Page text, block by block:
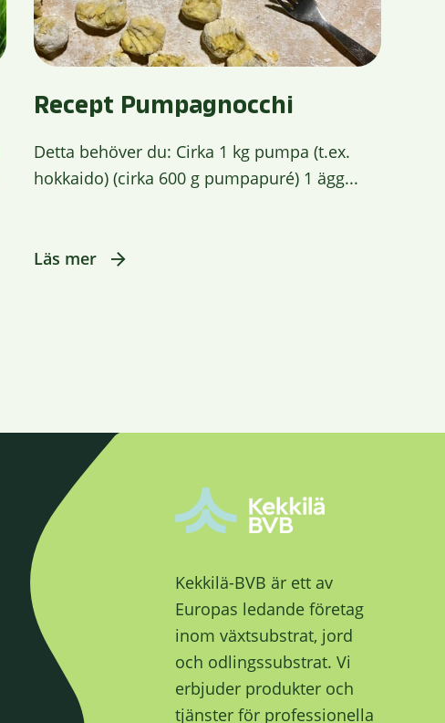
Recept Pumpagnocchi
Detta behöver du: Cirka 1 kg pumpa (t.ex.
hokkaido) (cirka 600 g pumpapuré) 1 ägg...
Läs mer
Kekkilä-BVB är ett av
Europas ledande företag
inom växtsubstrat, jord
och odlingssubstrat. Vi
erbjuder produkter och
tjänster för professionella